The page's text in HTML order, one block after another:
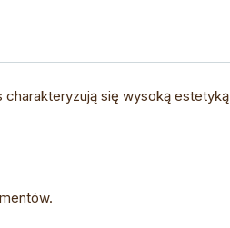
charakteryzują się wysoką estetyką